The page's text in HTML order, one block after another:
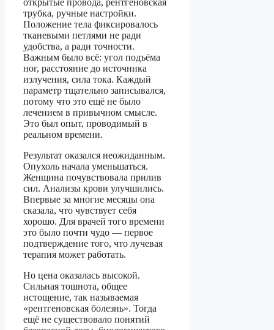
открытые провода, рентгеновская
трубка, ручные настройки.
Положение тела фиксировалось
тканевыми петлями не ради
удобства, а ради точности.
Важным было всё: угол подъёма
ног, расстояние до источника
излучения, сила тока. Каждый
параметр тщательно записывался,
потому что это ещё не было
лечением в привычном смысле.
Это был опыт, проводимый в
реальном времени.
Результат оказался неожиданным.
Опухоль начала уменьшаться.
Женщина почувствовала прилив
сил. Анализы крови улучшились.
Впервые за многие месяцы она
сказала, что чувствует себя
хорошо. Для врачей того времени
это было почти чудо — первое
подтверждение того, что лучевая
терапия может работать.
Но цена оказалась высокой.
Сильная тошнота, общее
истощение, так называемая
«рентгеновская болезнь». Тогда
ещё не существовало понятий